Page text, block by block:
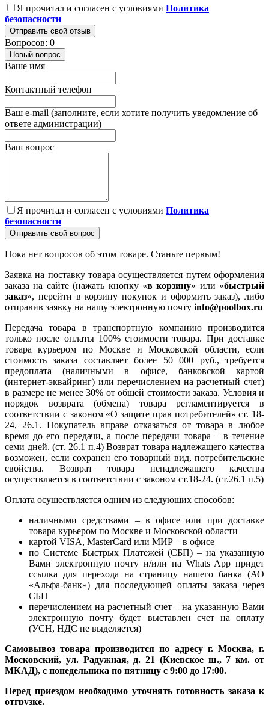
Я прочитал и согласен с условиями Политика
безопасности
Отправить свой отзыв
Вопросов: 0
Новый вопрос
Ваше имя
Контактный телефон
Ваш e-mail (заполните, если хотите получить уведомление об
ответе администрации)
Ваш вопрос
Я прочитал и согласен с условиями Политика
безопасности
Отправить свой вопрос
Пока нет вопросов об этом товаре. Станьте первым!
Заявка на поставку товара осуществляется путем оформления
заказа на сайте (нажать кнопку «в корзину» или «быстрый
заказ», перейти в корзину покупок и оформить заказ), либо
отправив заявку на нашу электронную почту info@poolbox.ru
Передача товара в транспортную компанию производится
только после оплаты 100% стоимости товара. При доставке
товара курьером по Москве и Московской области, если
стоимость заказа составляет более 50 000 руб., требуется
предоплата (наличными в офисе, банковской картой
(интернет-эквайринг) или перечислением на расчетный счет)
в размере не менее 30% от общей стоимости заказа. Условия и
порядок возврата (обмена) товара регламентируется в
соответствии с законом «О защите прав потребителей» ст. 18-
24, 26.1. Покупатель вправе отказаться от товара в любое
время до его передачи, а после передачи товара – в течение
семи дней. (ст. 26.1 п.4) Возврат товара надлежащего качества
возможен, если сохранен его товарный вид, потребительские
свойства. Возврат товара ненадлежащего качества
осуществляется в соответствии с законом ст.18-24. (ст.26.1 п.5)
Оплата осуществляется одним из следующих способов:
наличными средствами – в офисе или при доставке
товара курьером по Москве и Московской области
картой VISA, MasterCard или МИР – в офисе
по Системе Быстрых Платежей (СБП) – на указанную
Вами электронную почту и/или на Whats App придет
ссылка для перехода на страницу нашего банка (АО
«Альфа-банк») для последующей оплаты заказа через
СБП
перечислением на расчетный счет – на указанную Вами
электронную почту будет выставлен счет на оплату
(УСН, НДС не выделяется)
Самовывоз товара производится по адресу г. Москва, г.
Московский, ул. Радужная, д. 21 (Киевское ш., 7 км. от
МКАД), с понедельника по пятницу с 9:00 до 17:00.
Перед приездом необходимо уточнять готовность заказа к
отгрузке.